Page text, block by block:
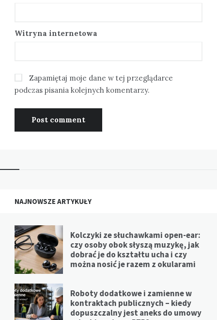
Witryna internetowa
Zapamiętaj moje dane w tej przeglądarce
podczas pisania kolejnych komentarzy.
NAJNOWSZE ARTYKUŁY
Kolczyki ze słuchawkami open-ear:
czy osoby obok słyszą muzykę, jak
dobrać je do kształtu ucha i czy
można nosić je razem z okularami
Roboty dodatkowe i zamienne w
kontraktach publicznych – kiedy
dopuszczalny jest aneks do umowy